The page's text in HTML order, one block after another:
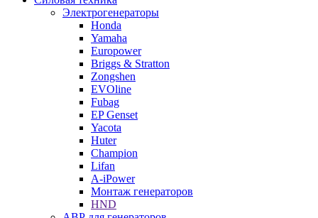
Электрогенераторы
Honda
Yamaha
Europower
Briggs & Stratton
Zongshen
EVOline
Fubag
EP Genset
Yacota
Huter
Champion
Lifan
A-iPower
Монтаж генераторов
HND